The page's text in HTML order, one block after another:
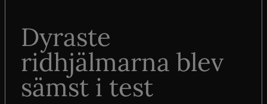
Dyraste
ridhjälmarna blev
sämst i test